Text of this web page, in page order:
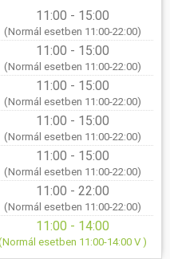
11:00 - 15:00
(Normál esetben 11:00-22:00)
11:00 - 15:00
(Normál esetben 11:00-22:00)
11:00 - 15:00
(Normál esetben 11:00-22:00)
11:00 - 15:00
(Normál esetben 11:00-22:00)
11:00 - 15:00
(Normál esetben 11:00-22:00)
11:00 - 22:00
(Normál esetben 11:00-22:00)
11:00 - 14:00
esetben 11:00-14:00 V )